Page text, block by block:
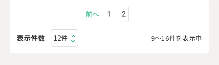
前へ 1 2
表示件数 9〜16件を表示中